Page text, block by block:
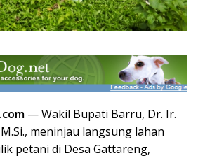
— Wakil Bupati Barru, Dr. Ir.
meninjau langsung lahan
petani di Desa Gattareng,